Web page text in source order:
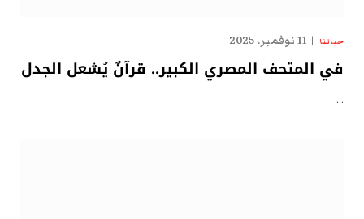
حياتنا 11 نوفمبر، 2025
في المتحف المصري الكبير.. قرآنٌ يُشعل الجدل
…